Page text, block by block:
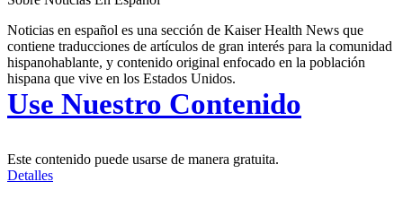
Noticias en español es una sección de Kaiser Health News que
contiene traducciones de artículos de gran interés para la comunidad
hispanohablante, y contenido original enfocado en la población
hispana que vive en los Estados Unidos.
Use Nuestro Contenido
Este contenido puede usarse de manera gratuita.
Detalles